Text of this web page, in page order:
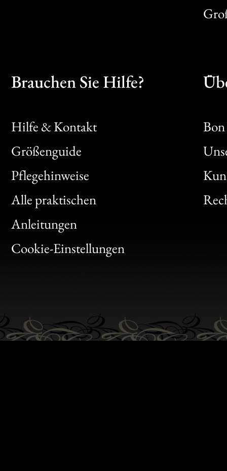
Brauchen Sie Hilfe?
Hilfe & Kontakt
Größenguide
Pflegehinweise
Alle praktischen
Anleitungen
Cookie-Einstellungen
Bon
Clic